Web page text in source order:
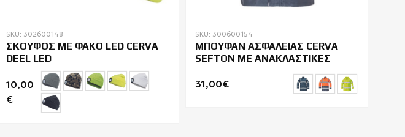
SKU: 302600148
ΣΚΟΥΦΟΣ ΜΕ ΦΑΚΟ LED CERVA
DEEL LED
10,00
€
SKU: 300600154
ΜΠΟΥΦΑΝ ΑΣΦΑΛΕΙΑΣ CERVA
SEFTON ΜΕ ΑΝΑΚΛΑΣΤΙΚΕΣ
31,00€